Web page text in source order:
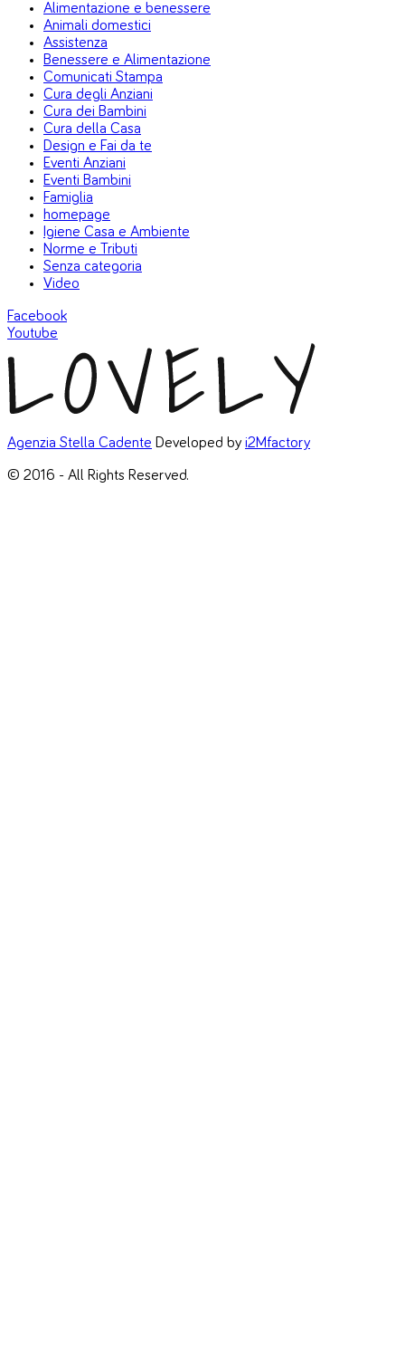
Alimentazione e benessere
Animali domestici
Assistenza
Benessere e Alimentazione
Comunicati Stampa
Cura degli Anziani
Cura dei Bambini
Cura della Casa
Design e Fai da te
Eventi Anziani
Eventi Bambini
Famiglia
homepage
Igiene Casa e Ambiente
Norme e Tributi
Senza categoria
Video
Facebook
Youtube
Agenzia Stella Cadente Developed by i2Mfactory
© 2016 - All Rights Reserved.